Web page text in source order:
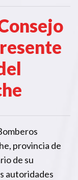
provincia de
de su
autoridades